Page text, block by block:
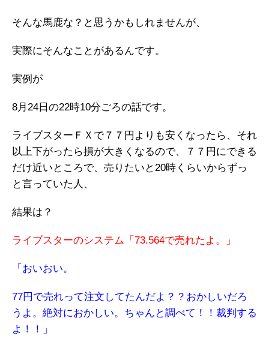
そんな馬鹿な？と思うかもしれませんが、
実際にそんなことがあるんです。
実例が
8月24日の22時10分ごろの話です。
ライブスターＦＸで７７円よりも安くなったら、それ
以上下がったら損が大きくなるので、７７円にできる
だけ近いところで、売りたいと20時くらいからずっ
と言っていた人、
結果は？
ライブスターのシステム「73.564で売れたよ。」
「おいおい。
77円で売れって注文してたんだよ？？おかしいだろ
うよ。絶対におかしい。ちゃんと調べて！！裁判する
よ！！」